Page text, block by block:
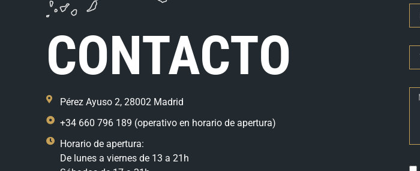
CONTACTO
Pérez Ayuso 2, 28002 Madrid
+34 660 796 189 (operativo en horario de apertura)
Horario de apertura:
De lunes a viernes de 13 a 21h